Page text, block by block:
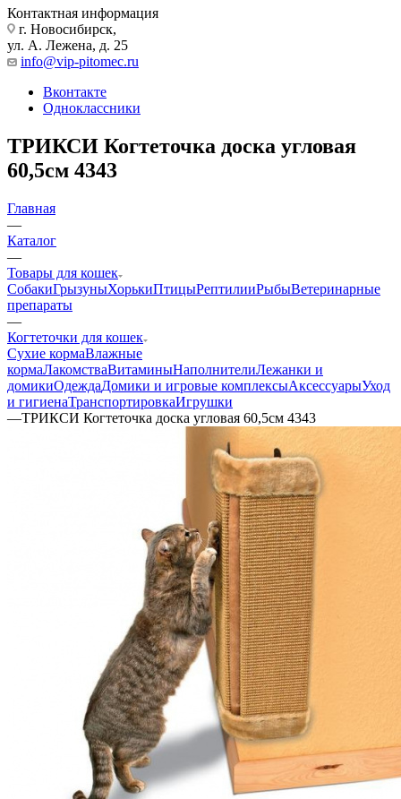
Контактная информация
г. Новосибирск,
ул. А. Лежена, д. 25
info@vip-pitomec.ru
Вконтакте
Одноклассники
ТРИКСИ Когтеточка доска угловая
60,5см 4343
Главная
—
Каталог
—
Товары для кошек
СобакиГрызуныХорькиПтицыРептилииРыбыВетеринарные
препараты
—
Когтеточки для кошек
Сухие кормаВлажные
кормаЛакомстваВитаминыНаполнителиЛежанки и
домикиОдеждаДомики и игровые комплексыАксессуарыУход
и гигиенаТранспортировкаИгрушки
—ТРИКСИ Когтеточка доска угловая 60,5см 4343